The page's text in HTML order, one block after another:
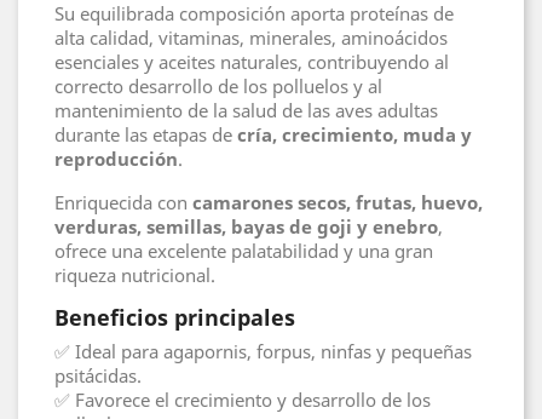
Su equilibrada composición aporta proteínas de
alta calidad, vitaminas, minerales, aminoácidos
esenciales y aceites naturales, contribuyendo al
correcto desarrollo de los polluelos y al
mantenimiento de la salud de las aves adultas
durante las etapas de cría, crecimiento, muda y
reproducción.
Enriquecida con camarones secos, frutas, huevo,
verduras, semillas, bayas de goji y enebro,
ofrece una excelente palatabilidad y una gran
riqueza nutricional.
Beneficios principales
✅ Ideal para agapornis, forpus, ninfas y pequeñas
psitácidas.
✅ Favorece el crecimiento y desarrollo de los